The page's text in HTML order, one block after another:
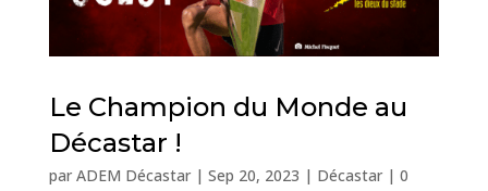
Le Champion du Monde au
Décastar !
par ADEM Décastar| Sep 20, 2023 | Décastar| 0